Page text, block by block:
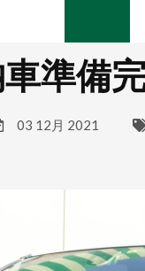
準備完
03 12月 2021